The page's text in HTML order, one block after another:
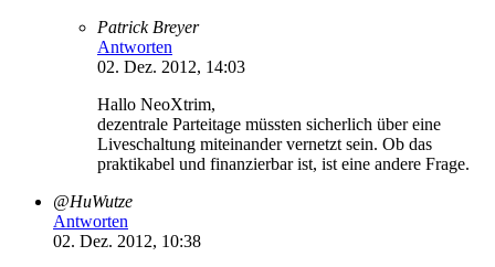
Patrick Breyer
Antworten
02. Dez. 2012, 14:03
Hallo NeoXtrim,
dezentrale Parteitage müssten sicherlich über eine
Liveschaltung miteinander vernetzt sein. Ob das
praktikabel und finanzierbar ist, ist eine andere Frage.
@HuWutze
Antworten
02. Dez. 2012, 10:38